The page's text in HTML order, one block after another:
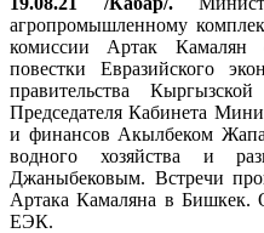
агропромышленному
комиссии Артак Камалян
повестки Евразийского
правительства
Председателя Кабинета
и финансов Акылбеком
водного хозяйства и
Джаныбековым. Встречи
Артака Камаляна в Бишкек.
ЕЭК.